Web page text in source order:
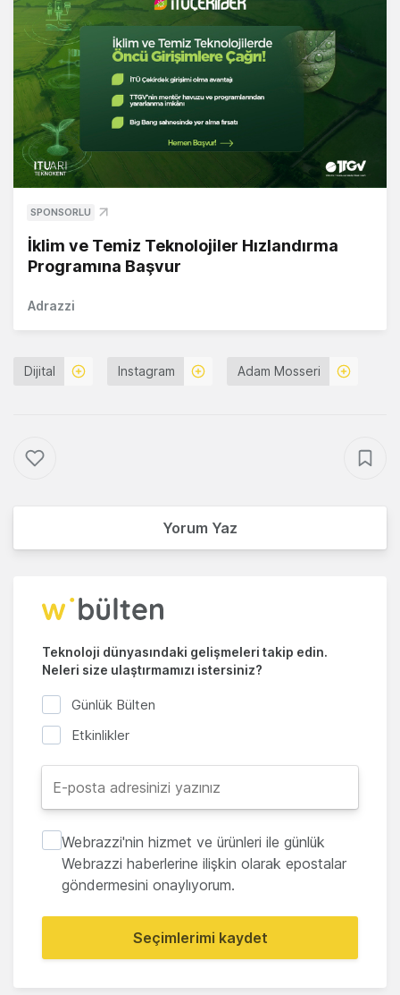
SPONSORLU
İklim ve Temiz Teknolojiler Hızlandırma
Programına Başvur
Adrazzi
Dijital Instagram Adam Mosseri
Yorum Yaz
Teknoloji dünyasındaki gelişmeleri takip edin.
Neleri size ulaştırmamızı istersiniz?
Günlük Bülten
Etkinlikler
Webrazzi'nin hizmet ve ürünleri ile günlük
Webrazzi haberlerine ilişkin olarak epostalar
göndermesini onaylıyorum.
Seçimlerimi kaydet